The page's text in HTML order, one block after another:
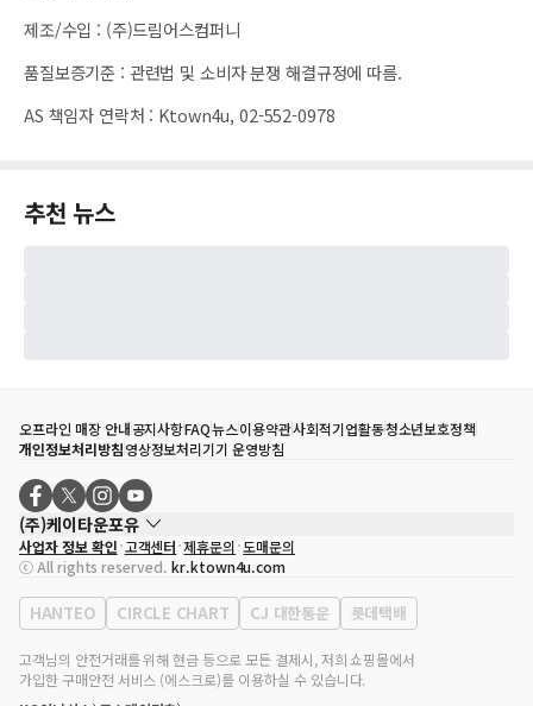
제조/수입 : (주)드림어스컴퍼니
품질보증기준 : 관련법 및 소비자 분쟁 해결규정에 따름.
AS 책임자 연락처 : Ktown4u, 02-552-0978
추천 뉴스
오프라인 매장 안내공지사항FAQ뉴스이용약관사회적기업활동청소년보호정책
개인정보처리방침영상정보처리기기 운영방침
(주)케이타운포유
대표자
송효민
사업자등록번호
120-87-71116
통신판매업 신고번호 제2011-서울강남-02223
대표전화
02-552-9855
사업자 정보 확인 고객센터 제휴문의 도매문의
ⓒ All rights reserved. kr.ktown4u.com
HANTEO CIRCLE CHART CJ 대한통운 롯데택배
고객님의 안전거래를 위해 현금 등으로 모든 결제시, 저희 쇼핑몰에서
가입한 구매안전 서비스 (에스크로)를 이용하실 수 있습니다.